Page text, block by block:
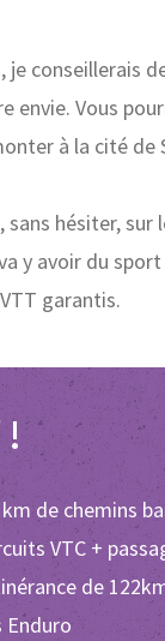
je conseillerais
envie. Vous
à la cité
sans hésiter,
y avoir du
garantis.
de chemins
VTC +
de
Enduro